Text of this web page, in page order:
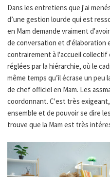
Dans les entretiens que j'ai
d’une gestion lourde qui est
en Mam demande vraiment
de conversation et d'élaboration
contrairement à l'accueil
réglées par la hiérarchie, où le
même temps qu’il écrase un peu
de chef officiel en Mam. Les
coordonnant. C'est très
ensemble et de pouvoir se dire
trouve que la Mam est très